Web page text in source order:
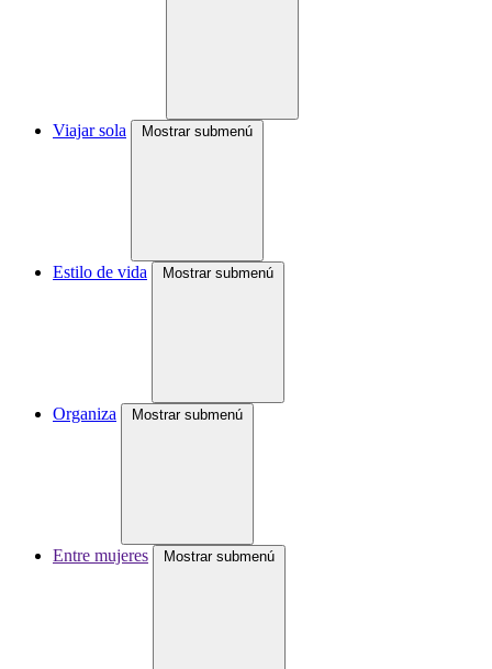
Viajar sola Mostrar submenú
Estilo de vida Mostrar submenú
Organiza Mostrar submenú
Entre mujeres Mostrar submenú